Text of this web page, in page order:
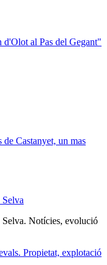
al Pas del Gegant"
Castanyet, un mas
Notícies, evolució
Propietat, explotació